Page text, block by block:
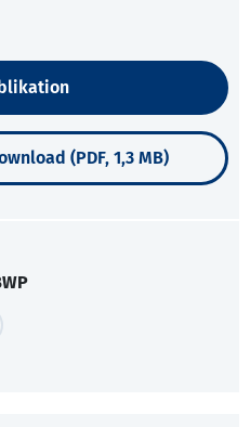
(PDF, 1,3 MB)